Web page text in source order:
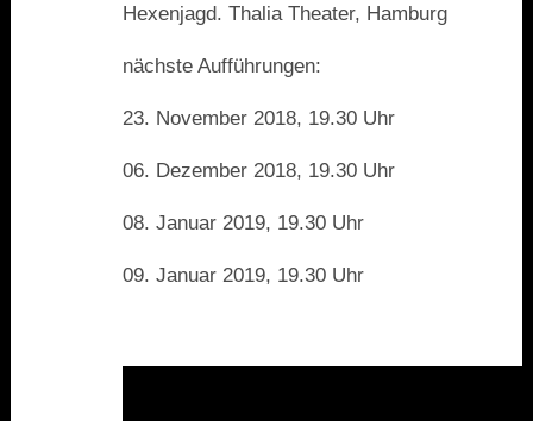
Hexenjagd. Thalia Theater, Hamburg
nächste Aufführungen:
23. November 2018, 19.30 Uhr
06. Dezember 2018, 19.30 Uhr
08. Januar 2019, 19.30 Uhr
09. Januar 2019, 19.30 Uhr